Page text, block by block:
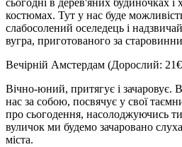
сьогодні в дерев'яних будиночках і
костюмах. Тут у нас буде
слабосолений оселедець і
вугра, приготованого за
Вечірній Амстердам (Дорослий:
Вічно-юний, притягує і зачаровує.
нас за собою, посвячує у свої
про сьогодення, насолоджуючись
вуличок ми будемо зачаровано
міста.